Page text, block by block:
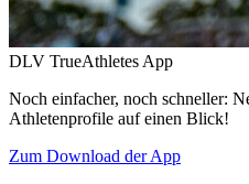
DLV TrueAthletes App
Noch einfacher, noch schneller:
Athletenprofile auf einen Blick!
Zum Download der App